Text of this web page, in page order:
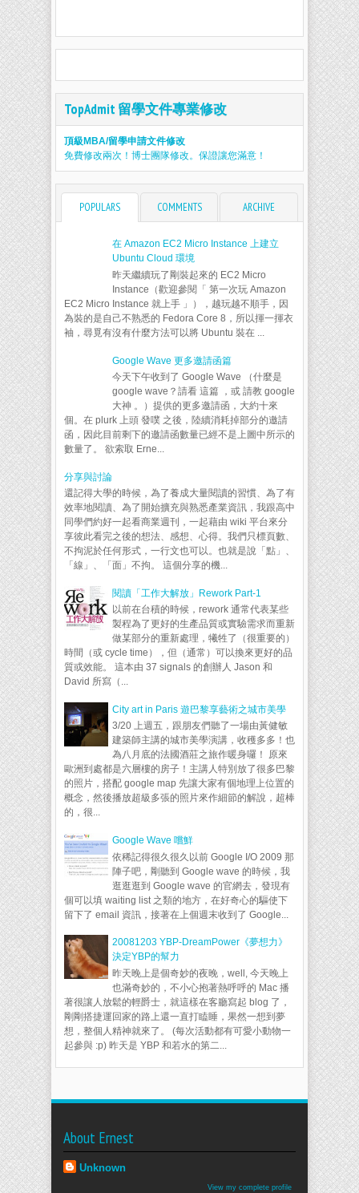
TopAdmit 留學文件專業修改
頂級MBA/留學申請文件修改
免費修改兩次！博士團隊修改。保證讓您滿意！
POPULARS COMMENTS ARCHIVE
在 Amazon EC2 Micro Instance 上建立
Ubuntu Cloud 環境
昨天繼續玩了剛裝起來的 EC2 Micro
Instance（歡迎參閱「 第一次玩 Amazon
EC2 Micro Instance 就上手 」），越玩越不順手，因
為裝的是自己不熟悉的 Fedora Core 8，所以揮一揮衣
袖，尋覓有沒有什麼方法可以將 Ubuntu 裝在 ...
Google Wave 更多邀請函篇
今天下午收到了 Google Wave （什麼是
google wave？請看 這篇 ，或 請教 google
大神 。）提供的更多邀請函，大約十來
個。在 plurk 上頭 發噗 之後，陸續消耗掉部分的邀請
函，因此目前剩下的邀請函數量已經不是上圖中所示的
數量了。 欲索取 Erne...
分享與討論
還記得大學的時候，為了養成大量閱讀的習慣、為了有
效率地閱讀、為了開始擴充與熟悉產業資訊，我跟高中
同學們約好一起看商業週刊，一起藉由 wiki 平台來分
享彼此看完之後的想法、感想、心得。我們只標頁數、
不拘泥於任何形式，一行文也可以。也就是說「點」、
「線」、「面」不拘。 這個分享的機...
閱讀「工作大解放」Rework Part-1
以前在台積的時候，rework 通常代表某些
製程為了更好的生產品質或實驗需求而重新
做某部分的重新處理，犧牲了（很重要的）
時間（或 cycle time），但（通常）可以換來更好的品
質或效能。 這本由 37 signals 的創辦人 Jason 和
David 所寫（...
City art in Paris 遊巴黎享藝術之城市美學
3/20 上週五，跟朋友們聽了一場由黃健敏
建築師主講的城市美學演講，收穫多多！也
為八月底的法國酒莊之旅作暖身囉！ 原來
歐洲到處都是六層樓的房子！主講人特別放了很多巴黎
的照片，搭配 google map 先讓大家有個地理上位置的
概念，然後播放超級多張的照片來作細節的解說，超棒
的，很...
Google Wave 嚐鮮
依稀記得很久很久以前 Google I/O 2009 那
陣子吧，剛聽到 Google wave 的時候，我
逛逛逛到 Google wave 的官網去，發現有
個可以填 waiting list 之類的地方，在好奇心的驅使下
留下了 email 資訊，接著在上個週末收到了 Google...
20081203 YBP-DreamPower《夢想力》
決定YBP的幫力
昨天晚上是個奇妙的夜晚，well, 今天晚上
也滿奇妙的，不小心抱著熱呼呼的 Mac 播
著很讓人放鬆的輕爵士，就這樣在客廳寫起 blog 了，
剛剛搭捷運回家的路上還一直打瞌睡，果然一想到夢
想，整個人精神就來了。 (每次活動都有可愛小動物一
起參與 :p) 昨天是 YBP 和若水的第二...
About Ernest
Unknown
View my complete profile